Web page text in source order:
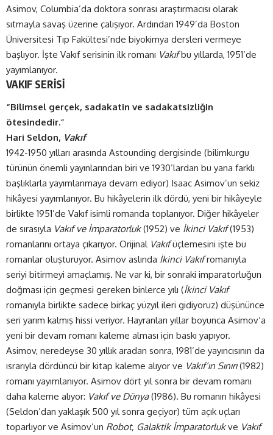
Asimov, Columbia’da doktora sonrası araştırmacısı olarak
sıtmayla savaş üzerine çalışıyor. Ardından 1949’da Boston
Üniversitesi Tıp Fakültesi’nde biyokimya dersleri vermeye
başlıyor. İşte Vakıf serisinin ilk romanı Vakıfbu yıllarda, 1951’de
yayımlanıyor.
VAKIF SERİSİ
“Bilimsel gerçek, sadakatin ve sadakatsizliğin
ötesindedir.”
Hari Seldon, Vakıf
1942-1950 yılları arasında Astounding dergisinde (bilimkurgu
türünün önemli yayınlarından biri ve 1930’lardan bu yana farklı
başlıklarla yayımlanmaya devam ediyor) Isaac Asimov’un sekiz
hikâyesi yayımlanıyor. Bu hikâyelerin ilk dördü, yeni bir hikâyeyle
birlikte 1951’de Vakıf isimli romanda toplanıyor. Diğer hikâyeler
de sırasıyla Vakıf ve İmparatorluk(1952) ve İkinci Vakıf(1953)
romanlarını ortaya çıkarıyor. Orijinal Vakıfüçlemesini işte bu
romanlar oluşturuyor. Asimov aslında İkinci Vakıfromanıyla
seriyi bitirmeyi amaçlamış. Ne var ki, bir sonraki imparatorluğun
doğması için geçmesi gereken binlerce yılı (İkinci Vakıf
romanıyla birlikte sadece birkaç yüzyıl ileri gidiyoruz) düşününce
seri yarım kalmış hissi veriyor. Hayranları yıllar boyunca Asimov’a
yeni bir devam romanı kaleme alması için baskı yapıyor.
Asimov, neredeyse 30 yıllık aradan sonra, 1981’de yayıncısının da
ısrarıyla dördüncü bir kitap kaleme alıyor ve Vakıf’ın Sınırı(1982)
romanı yayımlanıyor. Asimov dört yıl sonra bir devam romanı
daha kaleme alıyor: Vakıf ve Dünya(1986). Bu romanın hikâyesi
(Seldon’dan yaklaşık 500 yıl sonra geçiyor) tüm açık uçları
toparlıyor ve Asimov’un Robot, Galaktik İmparatorlukve Vakıf